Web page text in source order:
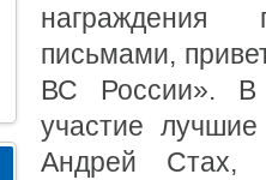
награждения
письмами,
ВС России». В
участие
Андрей Стах,